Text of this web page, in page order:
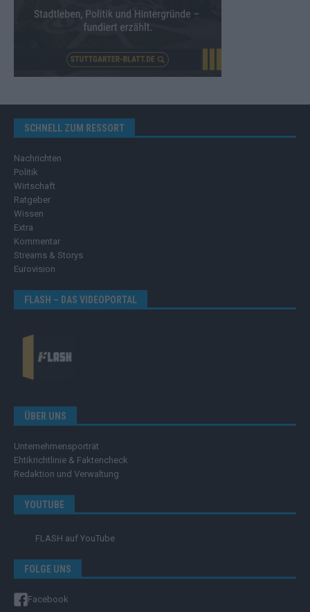
SCHNELL ZUM RESSORT
Nachrichten
Politik
Wirtschaft
Ratgeber
Wissen
Extra
Kommentar
Streams & Storys
Eurovision
FLASH – DAS VIDEOPORTAL
ÜBER UNS
Unternehmensporträt
Ehtikrichtlinie & Faktencheck
Redaktion und Verwaltung
YOUTUBE
FLASH auf YouTube
FOLGE UNS
Facebook